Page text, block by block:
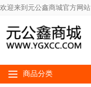
欢迎来到元公鑫商城官方网站
商品分类